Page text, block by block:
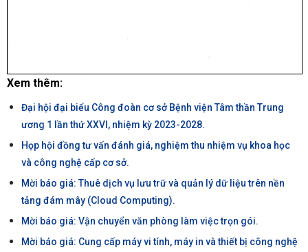
Xem thêm:
Đại hội đại biểu Công đoàn cơ sở Bệnh viện Tâm thần Trung
ương 1 lần thứ XXVI, nhiệm kỳ 2023-2028.
Họp hội đồng tư vấn đánh giá, nghiệm thu nhiệm vụ khoa học
và công nghệ cấp cơ sở.
Mời báo giá: Thuê dịch vụ lưu trữ và quản lý dữ liệu trên nền
tảng đám mây (Cloud Computing).
Mời báo giá: Vận chuyển văn phòng làm việc trọn gói.
Mời báo giá: Cung cấp máy vi tính, máy in và thiết bị công nghệ